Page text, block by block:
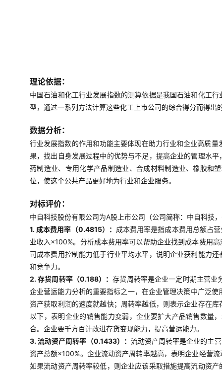
理论依据：
中国石油和化工行业发展指数的测算依据是我国石油和化工
型，通过一系列方法计算这些化工上市公司的综合得分而得
数据分析：
行业发展指数的作用和功能主要体现在助力行业和企业高质
果，找出自身发展过程中的优势与不足，提高企业的管理水
药制造业、专用化学产品制造业、合成材料制造业、橡胶和
位，使这个公共产品更好地为行业和企业服务。
对标评价：
中自科技股份有限公司为A股上市公司（公司简称：中自科
1. 成本费用率（0.4815）： 成本费用率是指成本费用总额占
业收入×100%。分析成本费用率可以帮助企业找到成本费用
司成本费用控制能力低于行业平均水平，说明企业获利能力
和竞争力。
2. 存货周转率（0.188）：存货周转率是企业一定时期主营业
企业营运能力分析的重要指标之一，在企业管理决策中广泛
资产获取利润的速度就越快；周转率越低，则表示企业存在
以下，表明企业的销售能力变弱，企业要扩大产品销售数量
合。企业要千方百计改进存货变现能力，提高营运能力。
3. 流动资产周转率（0.1433）： 流动资产周转率是企业的主
资产总额×100%。企业流动资产周转率越高，表明企业经营
如果流动资产周转率较低，则企业应该采取措施提高流动资